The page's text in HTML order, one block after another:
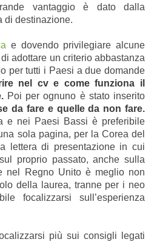
vantaggio è dato dalla
di destinazione.
e dovendo privilegiare alcune
adottare un criterio abbastanza
per tutti i Paesi a due domande
nel cv e come funziona il
Poi per ognuno è stato inserito
da fare e quelle da non fare.
e nei Paesi Bassi è preferibile
sola pagina, per la Corea del
lettera di presentazione in cui
proprio passato, anche sulla
nel Regno Unito è meglio non
della laurea, tranne per i neo
focalizzarsi sull’esperienza
più sui consigli legati